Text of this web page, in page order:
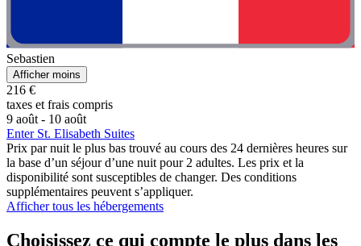
Sebastien
Afficher moins
216 €
taxes et frais compris
9 août - 10 août
Enter St. Elisabeth Suites
Prix par nuit le plus bas trouvé au cours des 24 dernières heures sur
la base d’un séjour d’une nuit pour 2 adultes. Les prix et la
disponibilité sont susceptibles de changer. Des conditions
supplémentaires peuvent s’appliquer.
Afficher tous les hébergements
Choisissez ce qui compte le plus dans les